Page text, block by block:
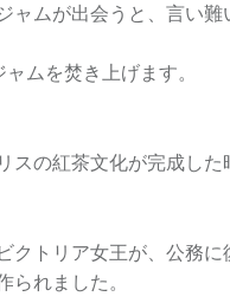
ャムが出会うと、言い難
ムを焚き上げます。
スの紅茶文化が完成した
クトリア女王が、公務に
られました。